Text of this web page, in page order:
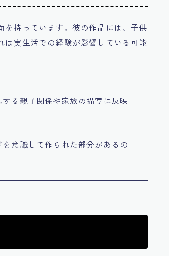
持っています。彼の作品には、子供
実生活での経験が影響している可能
る親子関係や家族の描写に反映
意識して作られた部分があるの